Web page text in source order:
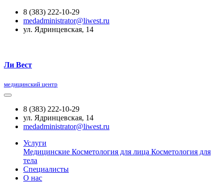
8 (383) 222-10-29
medadministrator@liwest.ru
ул. Ядринцевская, 14
Ли Вест
медицинский центр
8 (383) 222-10-29
ул. Ядринцевская, 14
medadministrator@liwest.ru
Услуги
Медицинские Косметология для лица Косметология для
тела
Специалисты
О нас